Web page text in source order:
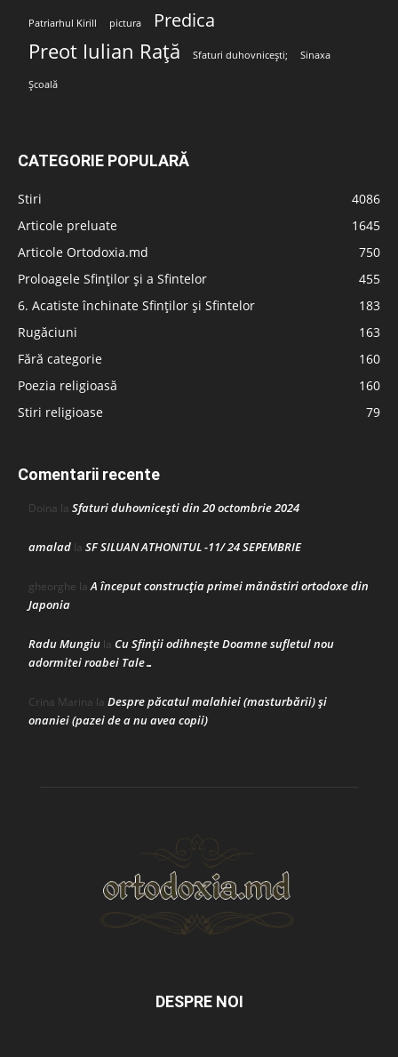
Patriarhul Kirill pictura Predica
Preot Iulian Rață Sfaturi duhovnicești; Sinaxa
Școală
CATEGORIE POPULARĂ
Stiri
4086
Articole preluate
1645
Articole Ortodoxia.md
750
Proloagele Sfinților și a Sfintelor
455
6. Acatiste închinate Sfinților și Sfintelor
183
Rugăciuni
163
Fără categorie
160
Poezia religioasă
160
Stiri religioase
79
Comentarii recente
Doina la Sfaturi duhovnicești din 20 octombrie 2024
amalad la SF SILUAN ATHONITUL -11/ 24 SEPEMBRIE
gheorghe laA început construcţia primei mănăstiri ortodoxe din
Japonia
Radu Mungiu la Cu Sfinții odihnește Doamne sufletul nou
adormitei roabei Tale…
Crina Marina la Despre păcatul malahiei (masturbării) şi
onaniei (pazei de a nu avea copii)
DESPRE NOI